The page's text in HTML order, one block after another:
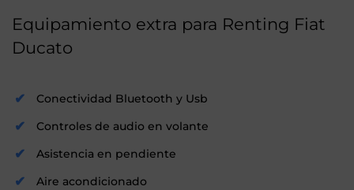
Equipamiento extra para Renting Fiat
Ducato
Conectividad Bluetooth y Usb
Controles de audio en volante
Asistencia en pendiente
Aire acondicionado